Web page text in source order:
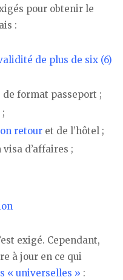
pour obtenir le
:
de plus de six (6)
de format passeport ;
retour et de l’hôtel ;
visa d’affaires ;
exigé. Cependant,
à jour en ce qui
« universelles » :